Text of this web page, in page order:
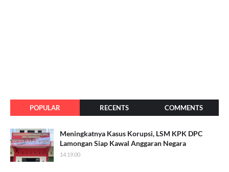
POPULAR RECENTS COMMENTS
Meningkatnya Kasus Korupsi, LSM KPK DPC
Lamongan Siap Kawal Anggaran Negara
14.19.00